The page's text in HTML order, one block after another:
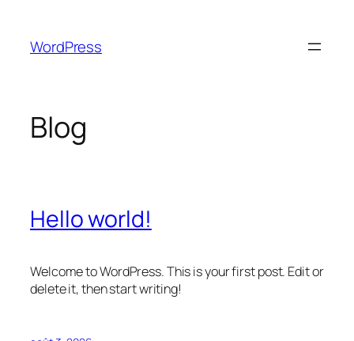
contenu
WordPress
Blog
Hello world!
Welcome to WordPress. This is your first post. Edit or
delete it, then start writing!